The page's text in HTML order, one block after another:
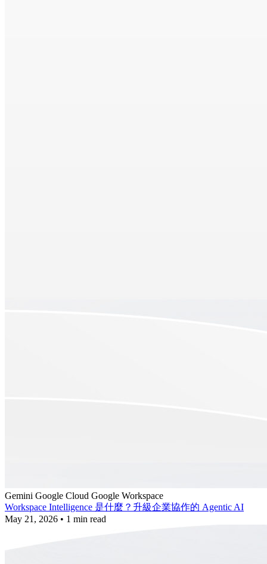
Gemini Google Cloud Google Workspace
Workspace Intelligence 是什麼？升級企業協作的 Agentic AI
May 21, 2026 • 1 min read